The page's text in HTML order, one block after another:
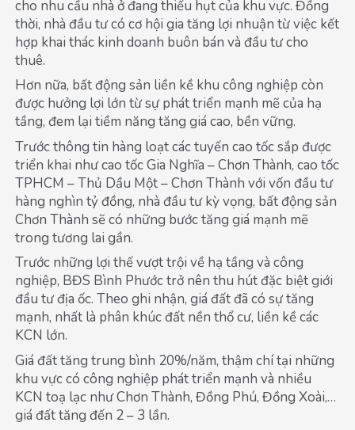
cho nhu cầu nhà ở đang thiếu hụt của khu vực. Đồng
thời, nhà đầu tư có cơ hội gia tăng lợi nhuận từ việc kết
hợp khai thác kinh doanh buôn bán và đầu tư cho
thuê.
Hơn nữa, bất động sản liền kề khu công nghiệp còn
được hưởng lợi lớn từ sự phát triển mạnh mẽ của hạ
tầng, đem lại tiềm năng tăng giá cao, bền vững.
Trước thông tin hàng loạt các tuyến cao tốc sắp được
triển khai như cao tốc Gia Nghĩa – Chơn Thành, cao tốc
TPHCM – Thủ Dầu Một – Chơn Thành với vốn đầu tư
hàng nghìn tỷ đồng, nhà đầu tư kỳ vọng, bất động sản
Chơn Thành sẽ có những bước tăng giá mạnh mẽ
trong tương lai gần.
Trước những lợi thế vượt trội về hạ tầng và công
nghiệp, BĐS Bình Phước trở nên thu hút đặc biệt giới
đầu tư địa ốc. Theo ghi nhận, giá đất đã có sự tăng
mạnh, nhất là phân khúc đất nền thổ cư, liền kề các
KCN lớn.
Giá đất tăng trung bình 20%/năm, thậm chí tại những
khu vực có công nghiệp phát triển mạnh và nhiều
KCN toạ lạc như Chơn Thành, Đồng Phú, Đồng Xoài,…
giá đất tăng đến 2 – 3 lần.